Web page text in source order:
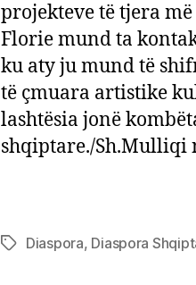
projekteve të tjera
Florie mund ta
ku aty ju mund të
të çmuara artistike
lashtësia jonë
shqiptare./Sh.Mulliqi
TagsDiaspora, Diaspora